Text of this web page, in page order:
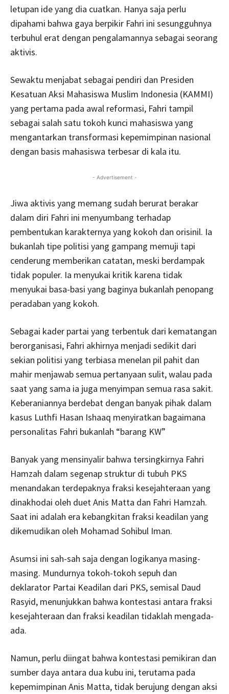
letupan ide yang dia cuatkan. Hanya saja perlu
dipahami bahwa gaya berpikir Fahri ini sesungguhnya
terbuhul erat dengan pengalamannya sebagai seorang
aktivis.
Sewaktu menjabat sebagai pendiri dan Presiden
Kesatuan Aksi Mahasiswa Muslim Indonesia (KAMMI)
yang pertama pada awal reformasi, Fahri tampil
sebagai salah satu tokoh kunci mahasiswa yang
mengantarkan transformasi kepemimpinan nasional
dengan basis mahasiswa terbesar di kala itu.
- Advertisement -
Jiwa aktivis yang memang sudah berurat berakar
dalam diri Fahri ini menyumbang terhadap
pembentukan karakternya yang kokoh dan orisinil. Ia
bukanlah tipe politisi yang gampang memuji tapi
cenderung memberikan catatan, meski berdampak
tidak populer. Ia menyukai kritik karena tidak
menyukai basa-basi yang baginya bukanlah penopang
peradaban yang kokoh.
Sebagai kader partai yang terbentuk dari kematangan
berorganisasi, Fahri akhirnya menjadi sedikit dari
sekian politisi yang terbiasa menelan pil pahit dan
mahir menjawab semua pertanyaan sulit, walau pada
saat yang sama ia juga menyimpan semua rasa sakit.
Keberaniannya berdebat dengan banyak pihak dalam
kasus Luthfi Hasan Ishaaq menyiratkan bagaimana
personalitas Fahri bukanlah “barang KW”
Banyak yang mensinyalir bahwa tersingkirnya Fahri
Hamzah dalam segenap struktur di tubuh PKS
menandakan terdepaknya fraksi kesejahteraan yang
dinakhodai oleh duet Anis Matta dan Fahri Hamzah.
Saat ini adalah era kebangkitan fraksi keadilan yang
dikemudikan oleh Mohamad Sohibul Iman.
Asumsi ini sah-sah saja dengan logikanya masing-
masing. Mundurnya tokoh-tokoh sepuh dan
deklarator Partai Keadilan dari PKS, semisal Daud
Rasyid, menunjukkan bahwa kontestasi antara fraksi
kesejahteraan dan fraksi keadilan tidaklah mengada-
ada.
Namun, perlu diingat bahwa kontestasi pemikiran dan
sumber daya antara dua kubu ini, terutama pada
kepemimpinan Anis Matta, tidak berujung dengan aksi